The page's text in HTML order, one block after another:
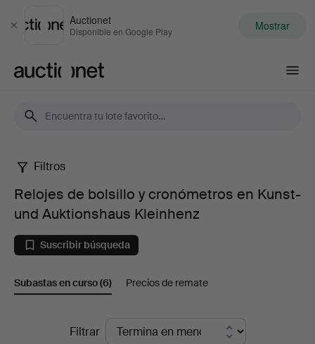
Cerrar
Auctionet
Disponible en Google Play Mostrar
Relojes
de
bolsillo
Filtros
Relojes de bolsillo y cronómetros en Kunst-
und Auktionshaus Kleinhenz
Suscribir búsqueda
Subastas en curso(6) Precios de remate
SubastasFiltrar